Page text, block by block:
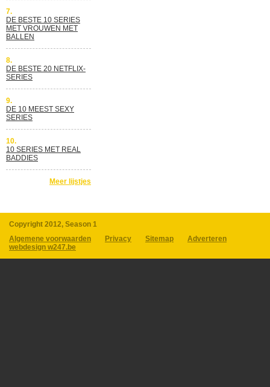
7.
DE BESTE 10 SERIES
MET VROUWEN MET
BALLEN
8.
DE BESTE 20 NETFLIX-
SERIES
9.
DE 10 MEEST SEXY
SERIES
10.
10 SERIES MET REAL
BADDIES
Meer lijstjes
Copyright 2012, Season 1
Algemene voorwaarden
Privacy Sitemap
Adverteren
webdesign w247.be